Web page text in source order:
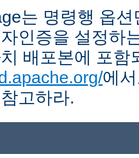
는 명령행 옵
인증을 설정하
배포본에 포함
에
고하라.